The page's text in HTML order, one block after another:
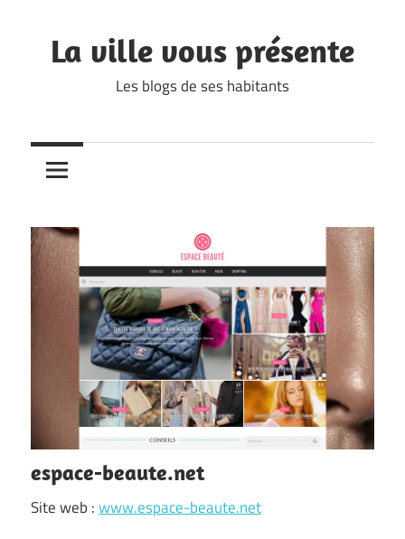
content
La ville vous présente
Les blogs de ses habitants
espace-beaute.net
Site web :www.espace-beaute.net